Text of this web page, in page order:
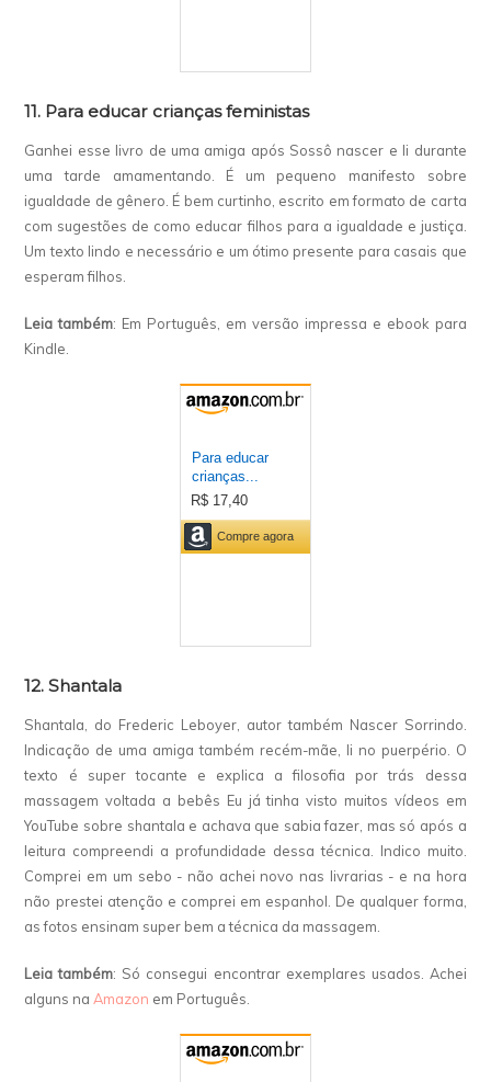
11. Para educar crianças feministas
Ganhei esse livro de uma amiga após Sossô nascer e li durante
uma tarde amamentando. É um pequeno manifesto sobre
igualdade de gênero. É bem curtinho, escrito em formato de carta
com sugestões de como educar filhos para a igualdade e justiça.
Um texto lindo e necessário e um ótimo presente para casais que
esperam filhos.
Leia também: Em Português, em versão impressa e ebook para
Kindle.
12. Shantala
Shantala, do Frederic Leboyer, autor também Nascer Sorrindo.
Indicação de uma amiga também recém-mãe, li no puerpério. O
texto é super tocante e explica a filosofia por trás dessa
massagem voltada a bebês Eu já tinha visto muitos vídeos em
YouTube sobre shantala e achava que sabia fazer, mas só após a
leitura compreendi a profundidade dessa técnica. Indico muito.
Comprei em um sebo - não achei novo nas livrarias - e na hora
não prestei atenção e comprei em espanhol. De qualquer forma,
as fotos ensinam super bem a técnica da massagem.
Leia também: Só consegui encontrar exemplares usados. Achei
alguns na Amazon em Português.